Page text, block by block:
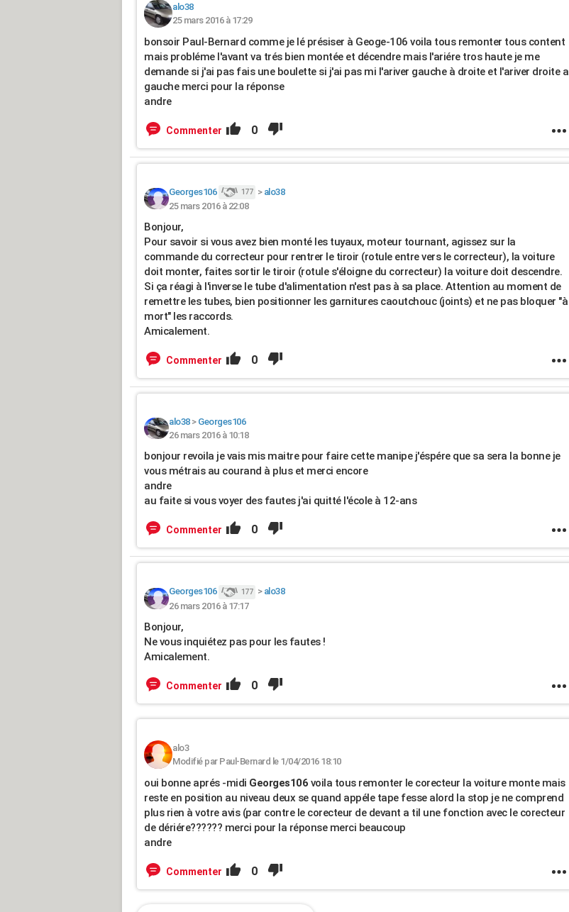
alo38
25 mars 2016 à 17:29
bonsoir Paul-Bernard comme je lé présiser à Geoge-106 voila tous remonter tous content
mais probléme l'avant va trés bien montée et décendre mais l'ariére tros haute je me
demande si j'ai pas fais une boulette si j'ai pas mi l'ariver gauche à droite et l'ariver droite a
gauche merci pour la réponse
andre
Commenter 0
Georges106 177 > alo38
25 mars 2016 à 22:08
Bonjour,
Pour savoir si vous avez bien monté les tuyaux, moteur tournant, agissez sur la
commande du correcteur pour rentrer le tiroir (rotule entre vers le correcteur), la voiture
doit monter, faites sortir le tiroir (rotule s'éloigne du correcteur) la voiture doit descendre.
Si ça réagi à l'inverse le tube d'alimentation n'est pas à sa place. Attention au moment de
remettre les tubes, bien positionner les garnitures caoutchouc (joints) et ne pas bloquer "à
mort" les raccords.
Amicalement.
Commenter 0
alo38> Georges106
26 mars 2016 à 10:18
bonjour revoila je vais mis maitre pour faire cette manipe j'éspére que sa sera la bonne je
vous métrais au courand à plus et merci encore
andre
au faite si vous voyer des fautes j'ai quitté l'école à 12-ans
Commenter 0
Georges106 177 > alo38
26 mars 2016 à 17:17
Bonjour,
Ne vous inquiétez pas pour les fautes !
Amicalement.
Commenter 0
alo3
Modifié par Paul-Bernard le 1/04/2016 18:10
oui bonne aprés -midi Georges106 voila tous remonter le corecteur la voiture monte mais
reste en position au niveau deux se quand appéle tape fesse alord la stop je ne comprend
plus rien à votre avis (par contre le corecteur de devant a til une fonction avec le corecteur
de dériére?????? merci pour la réponse merci beaucoup
andre
Commenter 0